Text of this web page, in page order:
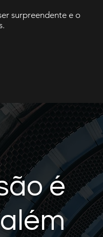
surpreendente e o
é